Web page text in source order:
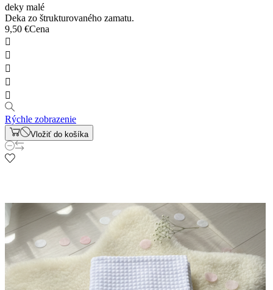
deky malé
Deka zo štrukturovaného zamatu.
9,50 €Cena





Rýchle zobrazenie
Vložiť do košíka